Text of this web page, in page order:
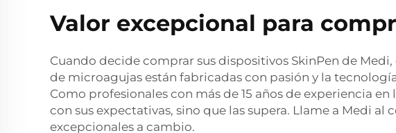
Valor excepcional para
Cuando decide comprar sus dispositivos SkinPen de
de microagujas están fabricadas con pasión y la
Como profesionales con más de 15 años de experiencia
con sus expectativas, sino que las supera. Llame a Medi
excepcionales a cambio.